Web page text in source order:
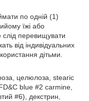
по одній (1)
їжі або
слід перевищувати
від індивідуальних
дітьми.
целюлоза, stearic
blue #2 carmine,
#6), декстрин,